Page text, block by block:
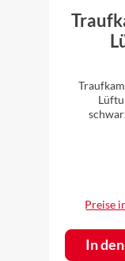
Preise
In